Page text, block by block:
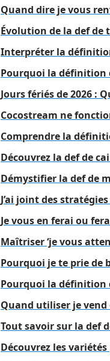
Quand dire je vous
Évolution de la def
Interpréter la
Pourquoi la définition
Jours fériés de 2026 :
Cocostream ne
Comprendre la
Découvrez la def de
Démystifier la def de
J’ai joint des
Je vous en ferai ou
Maîtriser ‘je vous
Pourquoi je te prie de
Pourquoi la définition
Quand utiliser je
Tout savoir sur la def
Découvrez les